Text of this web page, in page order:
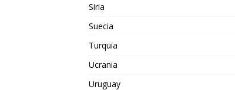
Siria
Suecia
Turquia
Ucrania
Uruguay